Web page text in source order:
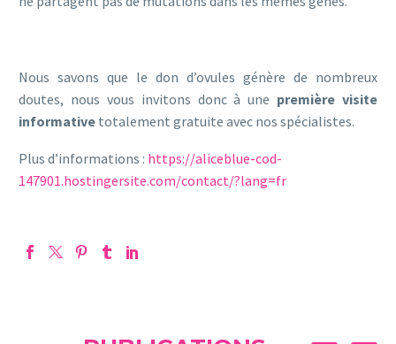
Nous savons que le don d’ovules génère de nombreux
doutes, nous vous invitons donc à une première visite
informative totalement gratuite avec nos spécialistes.
Plus d’informations : https://aliceblue-cod-
147901.hostingersite.com/contact/?lang=fr